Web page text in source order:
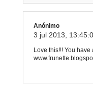
Anónimo
3 jul 2013,
Love this!!! You